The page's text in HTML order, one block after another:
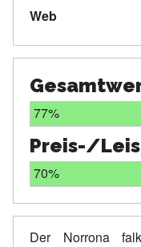
Web
77%
Preis-/
70%
Der Norrona